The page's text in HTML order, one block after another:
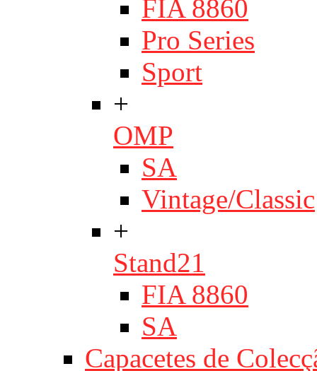
FIA 8860
Pro Series
Sport
+
OMP
SA
Vintage/Classic
+
Stand21
FIA 8860
SA
Capacetes de